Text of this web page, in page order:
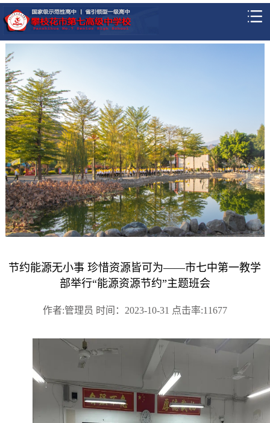
节约能源无小事 珍惜资源皆可为——市七中第一教学
部举行“能源资源节约”主题班会
作者:管理员 时间：2023-10-31 点击率:11677